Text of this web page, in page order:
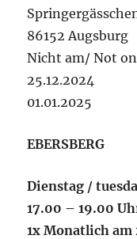
86152 Augsburg
25.12.2024
01.01.2025
EBERSBERG
Dienstag /
17.00 – 19.00
1x Monatlich am